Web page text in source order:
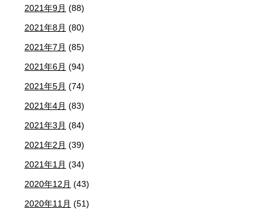
2021年9月 (88)
2021年8月 (80)
2021年7月 (85)
2021年6月 (94)
2021年5月 (74)
2021年4月 (83)
2021年3月 (84)
2021年2月 (39)
2021年1月 (34)
2020年12月 (43)
2020年11月 (51)